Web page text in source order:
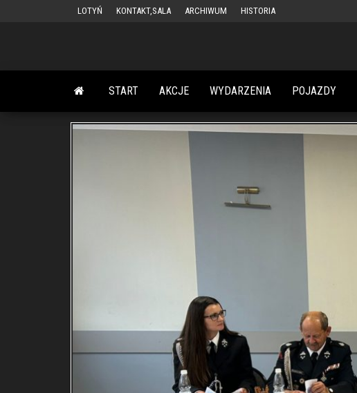
LOTYŃ KONTAKT,SALA ARCHIWUM HISTORIA
START AKCJE WYDARZENIA POJAZDY